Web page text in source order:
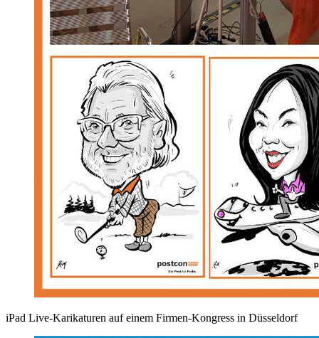
iPad Live-Karikaturen auf einem Firmen-Kongress in Düsseldorf